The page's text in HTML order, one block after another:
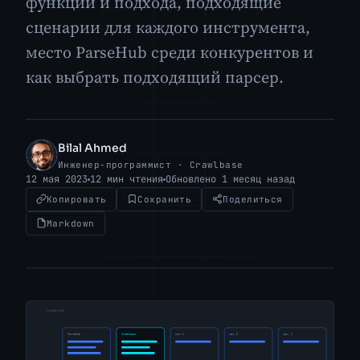
сценарии для каждого инструмента,
место ParseHub среди конкурентов и
как выбрать подходящий парсер.
BA
Bilal Ahmed
Инженер-программист · Crawlbase
12 мая 2023 12 мин чтения Обновлено 1 месяц назад
Копировать Сохранить Поделиться
Markdown